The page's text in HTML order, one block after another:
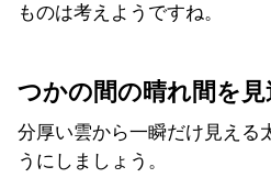
ものは考えようですね。
つかの間の晴れ間を
分厚い雲から一瞬だけ見える
うにしましょう。